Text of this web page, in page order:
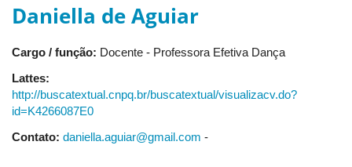
Daniella de Aguiar
Cargo / função: Docente - Professora Efetiva Dança
Lattes:
http://buscatextual.cnpq.br/buscatextual/visualizacv.do?
id=K4266087E0
Contato: daniella.aguiar@gmail.com -